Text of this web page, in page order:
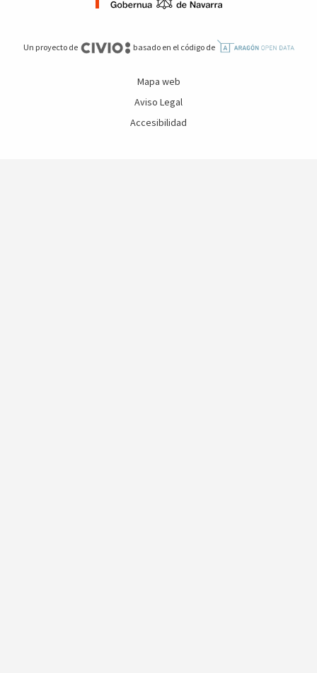
Un proyecto de basado en el código de
Mapa web
Aviso Legal
Accesibilidad